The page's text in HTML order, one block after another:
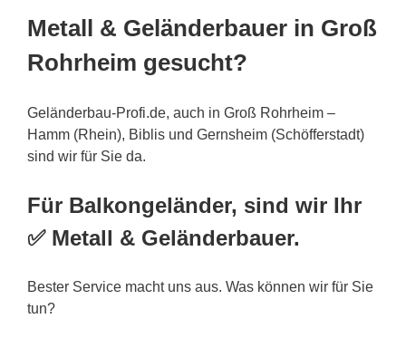
Metall & Geländerbauer in Groß
Rohrheim gesucht?
Geländerbau-Profi.de, auch in Groß Rohrheim –
Hamm (Rhein), Biblis und Gernsheim (Schöfferstadt)
sind wir für Sie da.
Für Balkongeländer, sind wir Ihr
✅ Metall & Geländerbauer.
Bester Service macht uns aus. Was können wir für Sie
tun?